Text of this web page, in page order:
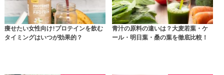
痩せたい女性向け!プロテインを飲む
タイミングはいつが効果的？
青汁の原料の違いは？大麦若葉・ケ
ール・明日葉・桑の葉を徹底比較！